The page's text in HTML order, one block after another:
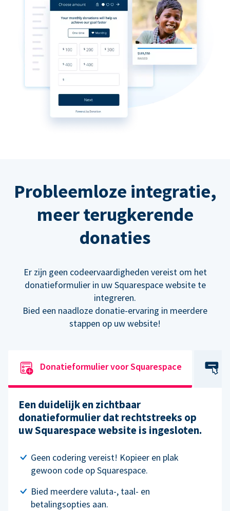
Probleemloze integratie,
meer terugkerende
donaties
Er zijn geen codeervaardigheden vereist om het
donatieformulier in uw Squarespace website te
integreren.
Bied een naadloze donatie-ervaring in meerdere
stappen op uw website!
Donatieformulier voor Squarespace
Een duidelijk en zichtbaar
donatieformulier dat rechtstreeks op
uw Squarespace website is ingesloten.
Geen codering vereist! Kopieer en plak
gewoon code op Squarespace.
Bied meerdere valuta-, taal- en
betalingsopties aan.